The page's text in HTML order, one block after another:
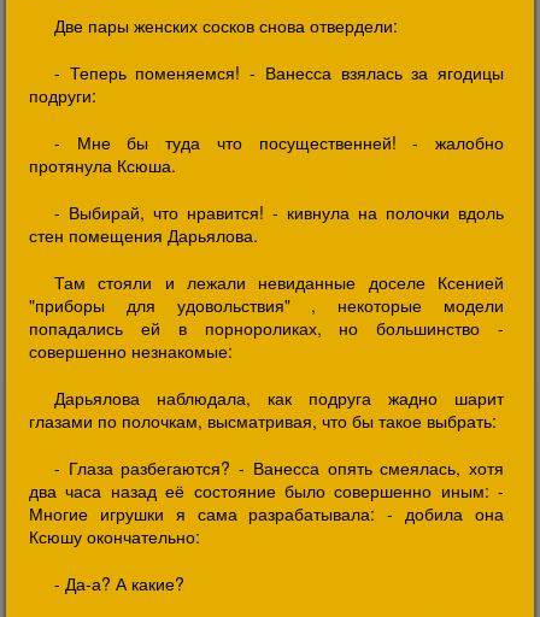
Две пары женских сосков снова отвердели:
- Теперь поменяемся! - Ванесса взялась за ягодицы
подруги:
- Мне бы туда что посущественней! - жалобно
протянула Ксюша.
- Выбирай, что нравится! - кивнула на полочки вдоль
стен помещения Дарьялова.
Там стояли и лежали невиданные доселе Ксенией
"приборы для удовольствия" , некоторые модели
попадались ей в порнороликах, но большинство -
совершенно незнакомые:
Дарьялова наблюдала, как подруга жадно шарит
глазами по полочкам, высматривая, что бы такое выбрать:
- Глаза разбегаются? - Ванесса опять смеялась, хотя
два часа назад её состояние было совершенно иным: -
Многие игрушки я сама разрабатывала: - добила она
Ксюшу окончательно:
- Да-а? А какие?